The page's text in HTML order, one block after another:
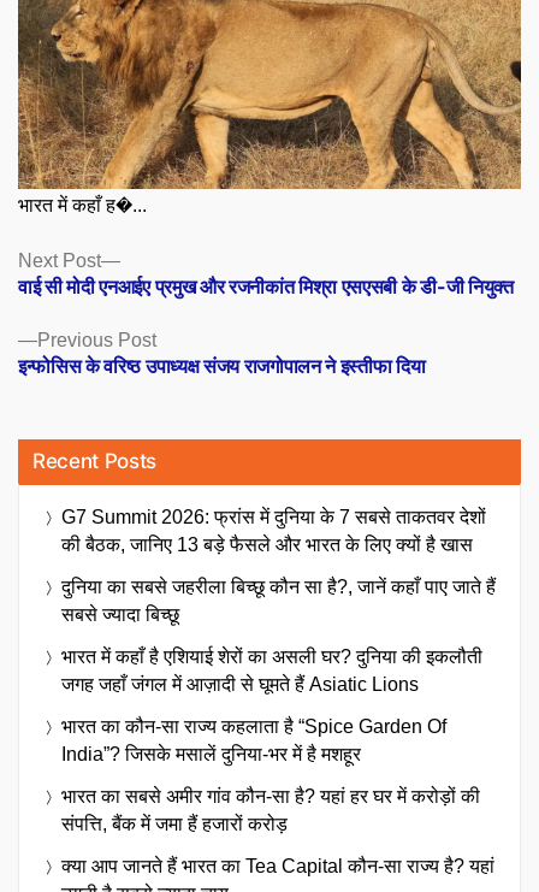
भारत में कहाँ ह�...
Posts
navigation
Previous PostPrevious
post:
इन्फोसिस के वरिष्ठ उपाध्यक्ष संजय राजगोपालन ने इस्तीफा दिया
Next Post
Next
post:
वाई सी मोदी एनआईए प्रमुख और रजनीकांत मिश्रा एसएसबी के डी-जी नियुक्त
Recent Posts
G7 Summit 2026: फ्रांस में दुनिया के 7 सबसे ताकतवर देशों
की बैठक, जानिए 13 बड़े फैसले और भारत के लिए क्यों है खास
दुनिया का सबसे जहरीला बिच्छू कौन सा है?, जानें कहाँ पाए जाते हैं
सबसे ज्यादा बिच्छू
भारत में कहाँ है एशियाई शेरों का असली घर? दुनिया की इकलौती
जगह जहाँ जंगल में आज़ादी से घूमते हैं Asiatic Lions
भारत का कौन-सा राज्य कहलाता है “Spice Garden Of
India”? जिसके मसालें दुनिया-भर में है मशहूर
भारत का सबसे अमीर गांव कौन-सा है? यहां हर घर में करोड़ों की
संपत्ति, बैंक में जमा हैं हजारों करोड़
क्या आप जानते हैं भारत का Tea Capital कौन-सा राज्य है? यहां